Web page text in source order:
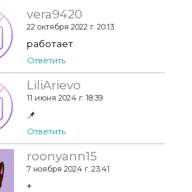
vera9420
22 октября 2022 г. 20:13
работает
Ответить
LiliArievo
11 июня 2024 г. 18:39
📌
Ответить
roonyann15
7 ноября 2024 г. 23:41
+